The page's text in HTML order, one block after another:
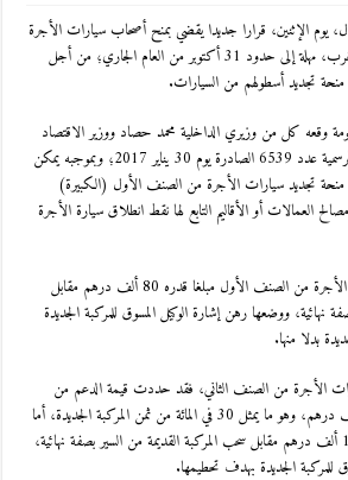
الإثنين، قرارا جديدا يقضي بمنح أصحاب سيارات الأجرة
من الصنف الأول والثاني في المغرب، مهلة إلى حدود 31 أكتوبر من العام الجاري؛ من أجل
تجديد أسطولهم من السيارات.
وقعه كل من وزيري الداخلية محمد حصاد ووزير الاقتصاد
محمد بوسعيد، صدر في الجريدة الرسمية عدد 6539 الصادرة يوم 30 يناير 2017؛ وبموجبه يمكن
تجديد سيارات الأجرة من الصنف الأول (الكبيرة)
العمالات أو الأقاليم التابع لها نقط انطلاق سيارة الأجرة
وتبلغ قيمة منحة تجديد سيارات الأجرة من الصنف الأول مبلغا قدره 80 ألف درهم مقابل
نهائية، ووضعها رهن إشارة الوكيل المسوق للمركبة الجديدة
بدلا منها.
الأجرة من الصنف الثاني، فقد حددت قيمة الدعم من
شطرين، الأول حدد في 35 ألف درهم، وهو ما يمثل 30 في المائة من ثمن المركبة الجديدة، أما
قيمة الشطر الثاني فحددت في 15 ألف درهم مقابل سحب المركبة القديمة من السير بصفة نهائية،
للمركبة الجديدة بهدف تحطيمها.